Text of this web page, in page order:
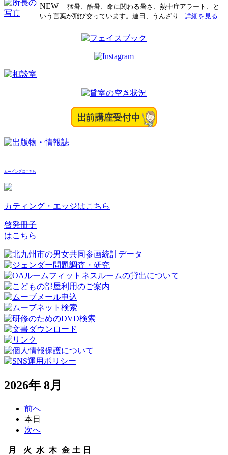
ビ
ン
NEW
猛暑、酷暑、命に関わる暑さ、熱中症アラート、と
いう言葉が飛び交っています。連日、うんざり
...詳細を見る
ムービングはこちら
カティング・エッジはこちら
啓発冊子
はこちら
2026年 8月
前へ
本日
次へ
月 火 火水 水
木木金金土 土
日